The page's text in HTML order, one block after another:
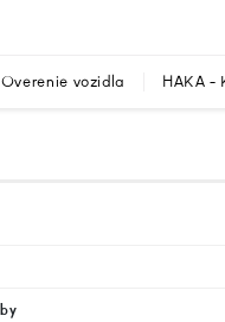
Overenie vozidla HAKA -